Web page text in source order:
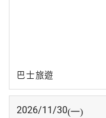
巴士旅遊
2026/11/30(一)